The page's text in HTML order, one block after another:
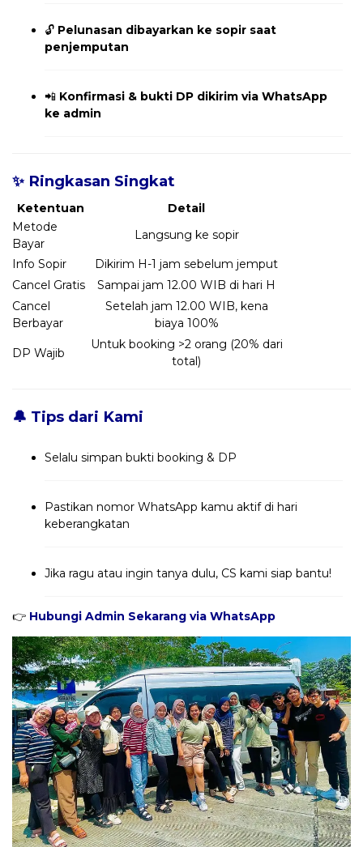
🔓 Pelunasan dibayarkan ke sopir saat
penjemputan
📲 Konfirmasi & bukti DP dikirim via WhatsApp
ke admin
✨ Ringkasan Singkat
Ketentuan
Detail
Metode
Bayar
Langsung ke sopir
Info Sopir
Dikirim H-1 jam sebelum jemput
Cancel Gratis
Sampai jam 12.00 WIB di hari H
Cancel
Berbayar
Setelah jam 12.00 WIB, kena
biaya 100%
DP Wajib
Untuk booking >2 orang (20% dari
total)
🔔 Tips dari Kami
Selalu simpan bukti booking & DP
Pastikan nomor WhatsApp kamu aktif di hari
keberangkatan
Jika ragu atau ingin tanya dulu, CS kami siap bantu!
👉 Hubungi Admin Sekarang via WhatsApp